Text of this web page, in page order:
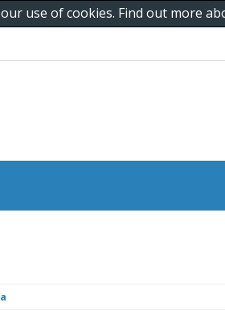
use of cookies. Find out more